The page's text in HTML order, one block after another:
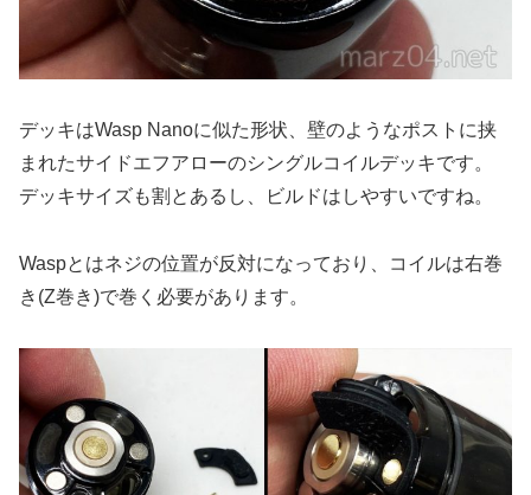
デッキはWasp Nanoに似た形状、壁のようなポストに挟
まれたサイドエフアローのシングルコイルデッキです。
デッキサイズも割とあるし、ビルドはしやすいですね。
Waspとはネジの位置が反対になっており、コイルは右巻
き(Z巻き)で巻く必要があります。